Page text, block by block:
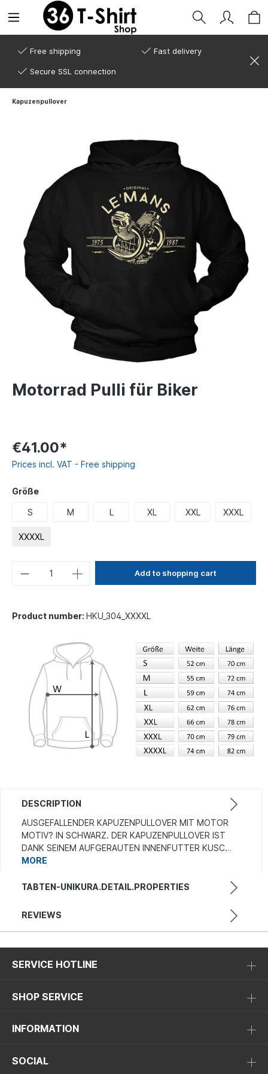
Free shipping Fast delivery
Secure SSL connection
Kapuzenpullover
Motorrad Pulli für Biker
€41.00*
Prices incl. VAT - Free shipping
Größe
S M L XL XXL XXXL
XXXXL
Add to shopping cart
Product number: HKU_304_XXXXL
DESCRIPTION
AUSGEFALLENDER KAPUZENPULLOVER MIT MOTOR
MOTIV? IN SCHWARZ. DER KAPUZENPULLOVER IST
DANK SEINEM AUFGERAUTEN INNENFUTTER KUSC…
MORE
TABTEN-UNIKURA.DETAIL.PROPERTIES
REVIEWS
SERVICE HOTLINE
SHOP SERVICE
INFORMATION
SOCIAL